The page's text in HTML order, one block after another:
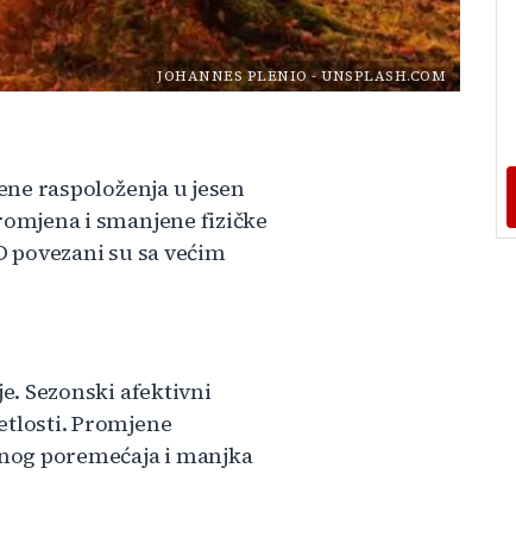
JOHANNES PLENIO-UNSPLASH.COM
raspoloženja u jesen
i smanjene fizičke
su sa većim
Sezonski afektivni
Promjene
poremećaja i manjka